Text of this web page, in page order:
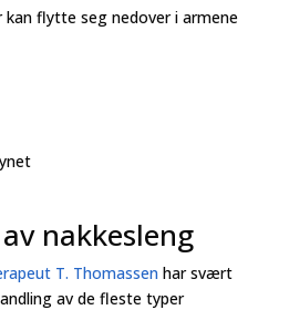
flytte seg nedover i armene
nakkesleng
T. Thomassenhar svært
av de fleste typer